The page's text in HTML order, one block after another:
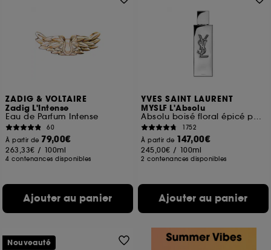
ZADIG & VOLTAIRE
Zadig L'Intense
Eau de Parfum Intense
60
À partir de 79,00€
263,33€ / 100ml
4 contenances disponibles
Ajouter au panier
YVES SAINT LAURENT
MYSLF L'Absolu
Absolu boisé floral épicé pour homme
1752
À partir de 147,00€
245,00€ / 100ml
2 contenances disponibles
Ajouter au panier
Nouveauté